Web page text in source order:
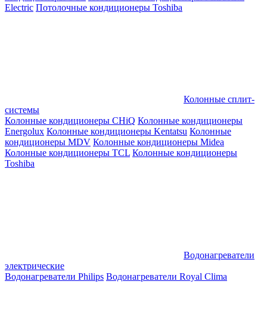
Electric Потолочные кондиционеры Toshiba
Колонные сплит-
системы
Колонные кондиционеры CHiQ Колонные кондиционеры
Energolux Колонные кондиционеры Kentatsu Колонные
кондиционеры MDV Колонные кондиционеры Midea
Колонные кондиционеры TCL Колонные кондиционеры
Toshiba
Водонагреватели
электрические
Водонагреватели Philips Водонагреватели Royal Clima